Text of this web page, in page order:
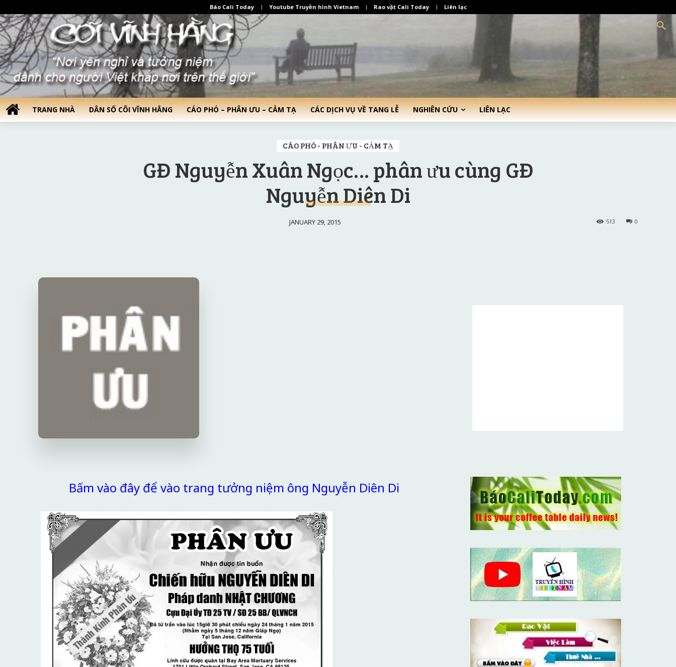
Báo Cali Today Youtube Truyền hình Vietnam Rao vặt Cali Today Liên lạc
TRANG NHÀ DÂN SỐ CÕI VĨNH HẰNG CÁO PHÓ – PHÂN ƯU – CẢM TẠ CÁC DỊCH VỤ VỀ TANG LỄ NGHIÊN CỨU LIÊN LẠC
CÁO PHÓ - PHÂN ƯU - CẢM TẠ
GĐ Nguyễn Xuân Ngọc… phân ưu cùng GĐ
Nguyễn Diên Di
JANUARY 29, 2015 0
513
Bấm vào đây để vào trang tưởng niệm ông Nguyễn Diên Di